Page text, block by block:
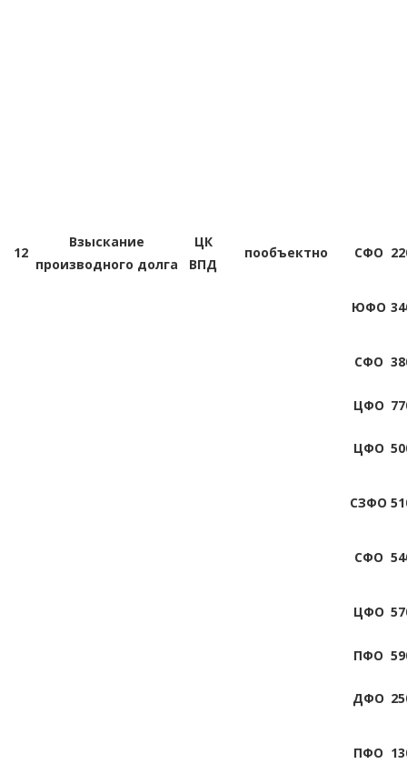
12
Взыскание
производного долга
ЦК
ВПД
пообъектно СФО
ЮФО
СФО
ЦФО
ЦФО
СЗФО
СФО
ЦФО
ПФО
ДФО
ПФО